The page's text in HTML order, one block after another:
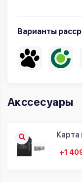
Варианты
Акссесуары
Карта
+1